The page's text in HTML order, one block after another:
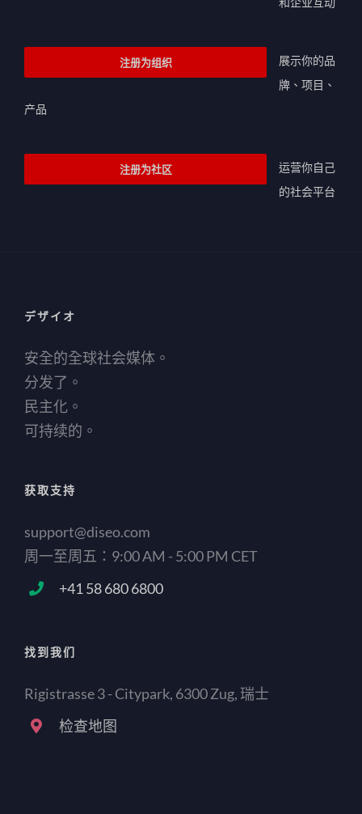
注册为组织
展示你的品
牌、项目、
产品
注册为社区
运营你自己
的社会平台
デザイオ
安全的全球社会媒体。
分发了。
民主化。
可持续的。
获取支持
support@diseo.com
周一至周五：9:00 AM - 5:00 PM CET
+41 58 680 6800
找到我们
Rigistrasse 3 - Citypark, 6300 Zug, 瑞士
检查地图